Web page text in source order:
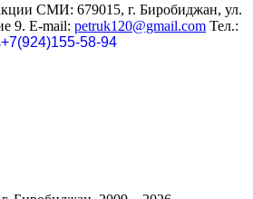
СМИ: 679015, г. Биробиджан, ул.
9. E-mail: petruk120@gmail.com Тел.:
+7(924)155-58-94